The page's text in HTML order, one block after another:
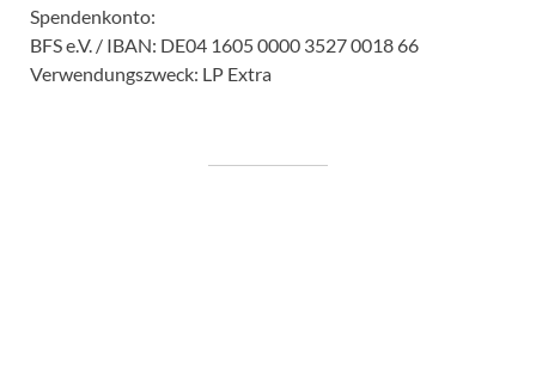
Spendenkonto:
BFS e.V. / IBAN: DE04 1605 0000 3527 0018 66
Verwendungszweck: LP Extra